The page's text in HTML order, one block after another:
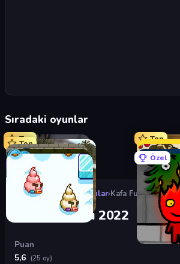
Sıradaki oyunlar
Top Top
Top
Özel
Oyunlar 2 Kişilik Oyunlar›Kafa Futbolu 2022
Kafa Futbolu 2022
Puan
5,6 (25 oy)